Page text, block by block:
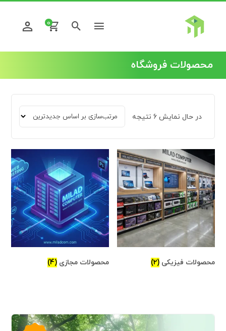
0
محصولات فروشگاه
در حال نمایش 6 نتیجه
محصولات فیزیکی (2) محصولات مجازی(4)